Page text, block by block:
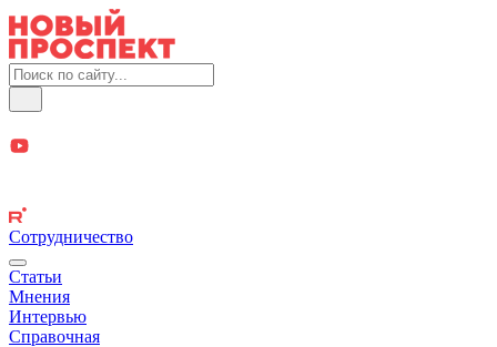
Сотрудничество
Статьи
Мнения
Интервью
Справочная